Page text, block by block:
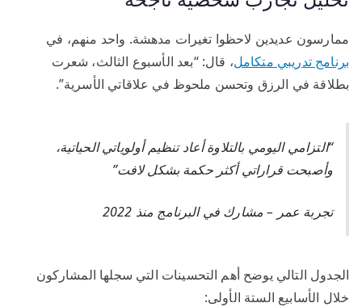
ممارسون عديدين لاحظوا تغيرات مدهشة. واحد منهم، في
برنامج تدريبي متكامل، قال: “بعد الأسبوع الثالث، شعرت
بطلاقة في الرزق وتحسن ملحوظ في علاقاتي الأسرية”.
“التزامي اليومي بالتلاوة أعاد تنظيم أولوياتي الحياتية،
وأصبحت قراراتي أكثر حكمة بشكل لافت”
تجربة عمر – مشارك في البرنامج منذ 2022
الجدول التالي يوضح أهم التحسينات التي سجلها المشاركون
خلال الأسابيع الستة الأولى: